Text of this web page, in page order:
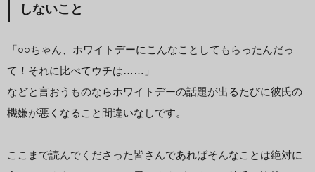
しないこと
「○○ちゃん、ホワイトデーにこんなことしてもらったんだっ
て！それに比べてウチは……」
などと言おうものならホワイトデーの話題が出るたびに彼氏の
機嫌が悪くなること間違いなしです。
ここまで読んでくださった皆さんであればそんなことは絶対に